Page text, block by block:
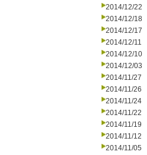
2014/12/22
2014/12/18
2014/12/17
2014/12/11
2014/12/10
2014/12/03
2014/11/27
2014/11/26
2014/11/24
2014/11/22
2014/11/19
2014/11/12
2014/11/05